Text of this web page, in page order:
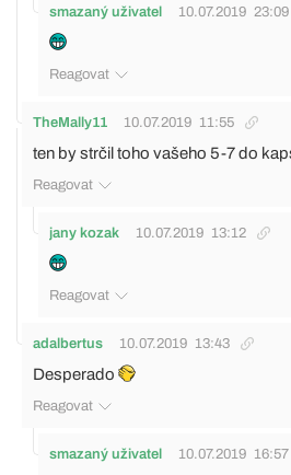
smazaný uživatel 10.07.2019 23:09
Reagovat
TheMally11 10.07.2019 11:55
ten by strčil toho vašeho 5-7 do
Reagovat
jany kozak 10.07.2019 13:12
Reagovat
adalbertus 10.07.2019 13:43
Desperado
Reagovat
smazaný uživatel 10.07.2019 16:57